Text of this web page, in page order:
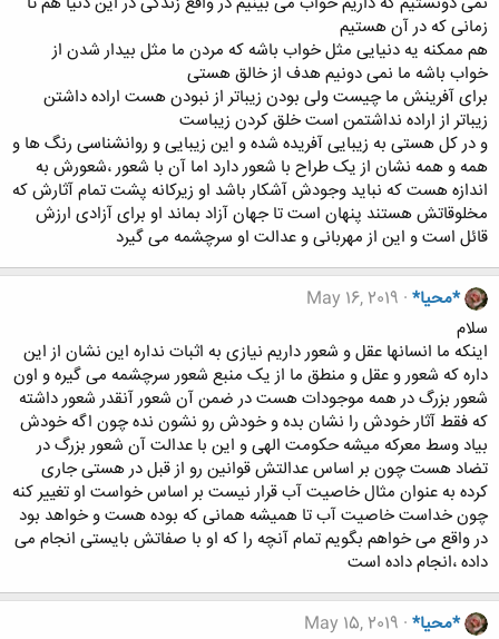
زمانی که در آن هستیم
هم ممکنه یه دنیایی مثل خواب باشه که مردن ما مثل بیدار شدن از
خواب باشه ما نمی دونیم هدف از خالق هستی
برای آفرینش ما چیست ولی بودن زیباتر از نبودن هست اراده داشتن
زیباتر از اراده نداشتمن است خلق کردن زیباست
و در کل هستی به زیبایی آفریده شده و این زیبایی و روانشناسی رنگ ها و
همه و همه نشان از یک طراح با شعور دارد اما آن با شعور ،شعورش به
اندازه هست که نباید وجودش آشکار باشد او زیرکانه پشت تمام آثارش که
مخلوقاتش هستند پنهان است تا جهان آزاد بماند او برای آزادی ارزش
قائل است و این از مهربانی و عدالت او سرچشمه می گیرد
*محیا* May 16, 2019
سلام
اینکه ما انسانها عقل و شعور داریم نیازی به اثبات نداره این نشان از این
داره که شعور و عقل و منطق ما از یک منبع شعور سرچشمه می گیره و اون
شعور بزرگ در همه موجودات هست در ضمن آن شعور آنقدر شعور داشته
که فقط آثار خودش را نشان بده و خودش رو نشون نده چون اگه خودش
بیاد وسط معرکه میشه حکومت الهی و این با عدالت آن شعور بزرگ در
تضاد هست چون بر اساس عدالتش قوانین رو از قبل در هستی جاری
کرده به عنوان مثال خاصیت آب قرار نیست بر اساس خواست او تغییر کنه
چون خداست خاصیت آب تا همیشه همانی که بوده هست و خواهد بود
در واقع می خواهم بگویم تمام آنچه را که او با صفاتش بایستی انجام می
داده ،انجام داده است
*محیا* May 15, 2019